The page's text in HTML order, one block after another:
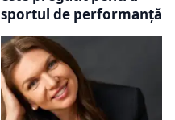
sportul de performanță